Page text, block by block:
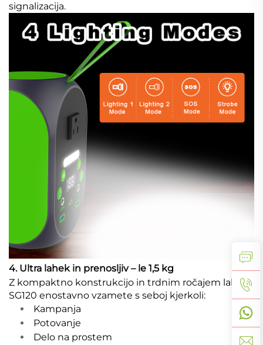
signalizacija.
4. Ultra lahek in prenosljiv – le 1,5 kg
Z kompaktno konstrukcijo in trdnim ročajem lahko
SG120 enostavno vzamete s seboj kjerkoli:
Kampanja
Potovanje
Delo na prostem